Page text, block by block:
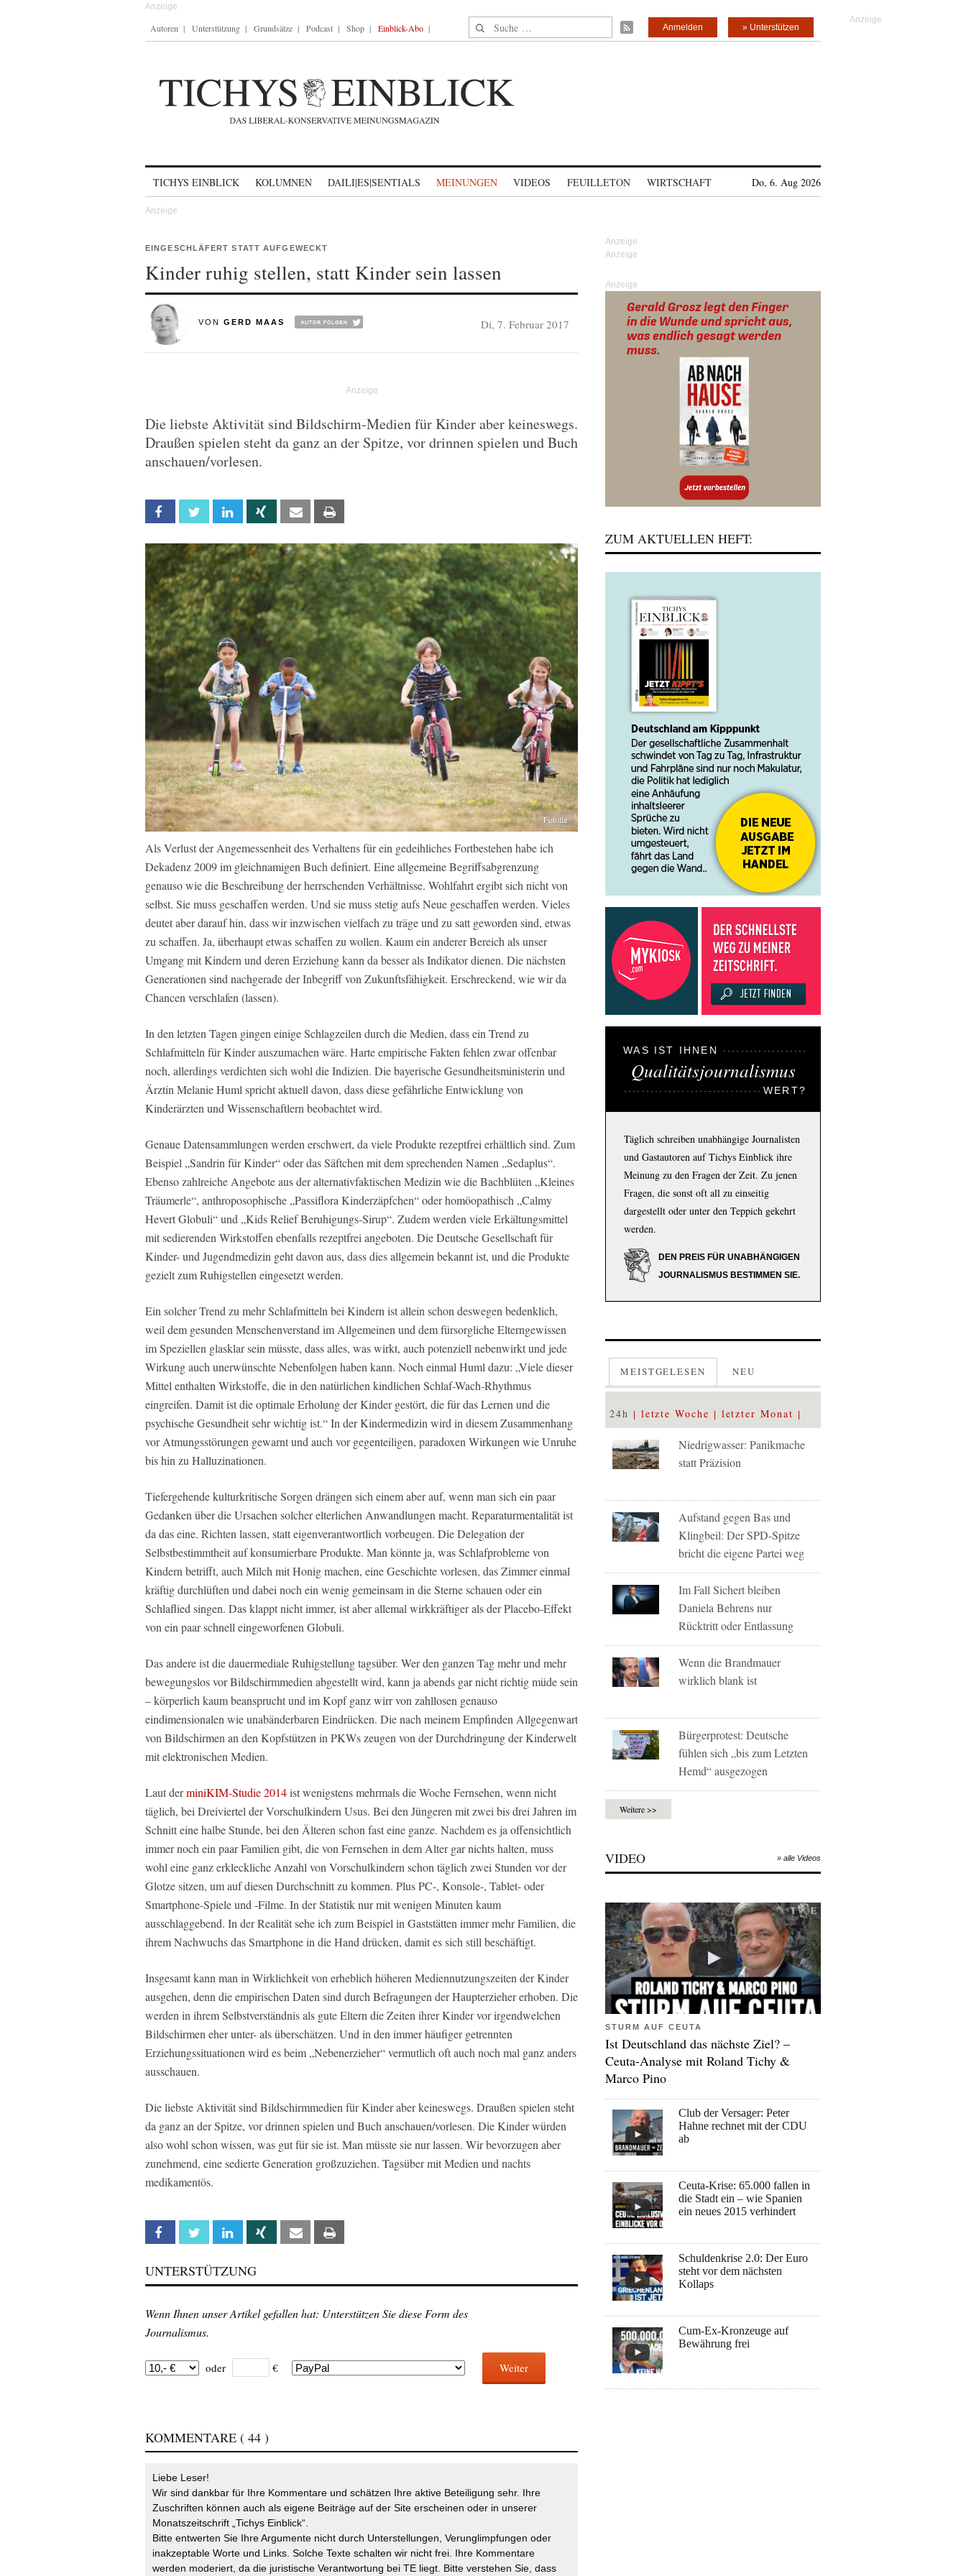
Autoren Unterstützung Grundsätze Podcast Shop Einblick-Abo Suche nach: » Unterstützen
Anmelden
TICHYS EINBLICK KOLUMNEN DAILI|ES|SENTIALS MEINUNGEN VIDEOS FEUILLETON WIRTSCHAFT Do, 6. Aug 2026
EINGESCHLÄFERT STATT AUFGEWECKT
Kinder ruhig stellen, statt Kinder sein lassen
VON GERD MAAS Di, 7. Februar 2017
Die liebste Aktivität sind Bildschirm-Medien für Kinder aber keineswegs.
Draußen spielen steht da ganz an der Spitze, vor drinnen spielen und Buch
anschauen/vorlesen.
Facebook Twitter Linkedin Xing Email
Fotolia
Als Verlust der Angemessenheit des Verhaltens für ein gedeihliches Fortbestehen habe ich
Dekadenz 2009 im gleichnamigen Buch definiert. Eine allgemeine Begriffsabgrenzung
genauso wie die Beschreibung der herrschenden Verhältnisse. Wohlfahrt ergibt sich nicht von
selbst. Sie muss geschaffen werden. Und sie muss stetig aufs Neue geschaffen werden. Vieles
deutet aber darauf hin, dass wir inzwischen vielfach zu träge und zu satt geworden sind, etwas
zu schaffen. Ja, überhaupt etwas schaffen zu wollen. Kaum ein anderer Bereich als unser
Umgang mit Kindern und deren Erziehung kann da besser als Indikator dienen. Die nächsten
Generationen sind nachgerade der Inbegriff von Zukunftsfähigkeit. Erschreckend, wie wir da
Chancen verschlafen (lassen).
In den letzten Tagen gingen einige Schlagzeilen durch die Medien, dass ein Trend zu
Schlafmitteln für Kinder auszumachen wäre. Harte empirische Fakten fehlen zwar offenbar
noch, allerdings verdichten sich wohl die Indizien. Die bayerische Gesundheitsministerin und
Ärztin Melanie Huml spricht aktuell davon, dass diese gefährliche Entwicklung von
Kinderärzten und Wissenschaftlern beobachtet wird.
Genaue Datensammlungen werden erschwert, da viele Produkte rezeptfrei erhältlich sind. Zum
Beispiel „Sandrin für Kinder“ oder das Säftchen mit dem sprechenden Namen „Sedaplus“.
Ebenso zahlreiche Angebote aus der alternativfaktischen Medizin wie die Bachblüten „Kleines
Träumerle“, anthroposophische „Passiflora Kinderzäpfchen“ oder homöopathisch „Calmy
Hevert Globuli“ und „Kids Relief Beruhigungs-Sirup“. Zudem werden viele Erkältungsmittel
mit sedierenden Wirkstoffen ebenfalls rezeptfrei angeboten. Die Deutsche Gesellschaft für
Kinder- und Jugendmedizin geht davon aus, dass dies allgemein bekannt ist, und die Produkte
gezielt zum Ruhigstellen eingesetzt werden.
Ein solcher Trend zu mehr Schlafmitteln bei Kindern ist allein schon deswegen bedenklich,
weil dem gesunden Menschenverstand im Allgemeinen und dem fürsorgliche Elterngewissen
im Speziellen glasklar sein müsste, dass alles, was wirkt, auch potenziell nebenwirkt und jede
Wirkung auch unerwünschte Nebenfolgen haben kann. Noch einmal Huml dazu: „Viele dieser
Mittel enthalten Wirkstoffe, die in den natürlichen kindlichen Schlaf-Wach-Rhythmus
eingreifen. Damit ist die optimale Erholung der Kinder gestört, die für das Lernen und die
psychische Gesundheit sehr wichtig ist.“ In der Kindermedizin wird in diesem Zusammenhang
vor Atmungsstörungen gewarnt und auch vor gegenteiligen, paradoxen Wirkungen wie Unruhe
bis hin zu Halluzinationen.
Tiefergehende kulturkritische Sorgen drängen sich einem aber auf, wenn man sich ein paar
Gedanken über die Ursachen solcher elterlichen Anwandlungen macht. Reparaturmentalität ist
da das eine. Richten lassen, statt eigenverantwortlich vorbeugen. Die Delegation der
Selbstbestimmtheit auf konsumierbare Produkte. Man könnte ja, was Schlafprobleme von
Kindern betrifft, auch Milch mit Honig machen, eine Geschichte vorlesen, das Zimmer einmal
kräftig durchlüften und dabei noch ein wenig gemeinsam in die Sterne schauen oder ein
Schlaflied singen. Das klappt nicht immer, ist aber allemal wirkkräftiger als der Placebo-Effekt
von ein paar schnell eingeworfenen Globuli.
Das andere ist die dauermediale Ruhigstellung tagsüber. Wer den ganzen Tag mehr und mehr
bewegungslos vor Bildschirmmedien abgestellt wird, kann ja abends gar nicht richtig müde sein
– körperlich kaum beansprucht und im Kopf ganz wirr von zahllosen genauso
eindimensionalen wie unabänderbaren Eindrücken. Die nach meinem Empfinden Allgegenwart
von Bildschirmen an den Kopfstützen in PKWs zeugen von der Durchdringung der Kinderwelt
mit elektronischen Medien.
Laut derminiKIM-Studie 2014ist wenigstens mehrmals die Woche Fernsehen, wenn nicht
täglich, bei Dreiviertel der Vorschulkindern Usus. Bei den Jüngeren mit zwei bis drei Jahren im
Schnitt eine halbe Stunde, bei den Älteren schon fast eine ganze. Nachdem es ja offensichtlich
immer noch ein paar Familien gibt, die von Fernsehen in dem Alter gar nichts halten, muss
wohl eine ganz erkleckliche Anzahl von Vorschulkindern schon täglich zwei Stunden vor der
Glotze sitzen, um auf diesen Durchschnitt zu kommen. Plus PC-, Konsole-, Tablet- oder
Smartphone-Spiele und -Filme. In der Statistik nur mit wenigen Minuten kaum
ausschlaggebend. In der Realität sehe ich zum Beispiel in Gaststätten immer mehr Familien, die
ihrem Nachwuchs das Smartphone in die Hand drücken, damit es sich still beschäftigt.
Insgesamt kann man in Wirklichkeit von erheblich höheren Mediennutzungszeiten der Kinder
ausgehen, denn die empirischen Daten sind durch Befragungen der Haupterzieher erhoben. Die
werden in ihrem Selbstverständnis als gute Eltern die Zeiten ihrer Kinder vor irgendwelchen
Bildschirmen eher unter- als überschätzen. Und in den immer häufiger getrennten
Erziehungssituationen wird es beim „Nebenerzieher“ vermutlich oft auch noch mal ganz anders
ausschauen.
Die liebste Aktivität sind Bildschirmmedien für Kinder aber keineswegs. Draußen spielen steht
da ganz an der Spitze, vor drinnen spielen und Buch anschauen/vorlesen. Die Kinder würden
also wohl schon wissen, was gut für sie ist. Man müsste sie nur lassen. Wir bevorzugen aber
zunehmend, eine sedierte Generation großzuziehen. Tagsüber mit Medien und nachts
medikamentös.
Facebook Twitter Linkedin Xing Email
UNTERSTÜTZUNG
Wenn Ihnen unser Artikel gefallen hat: Unterstützen Sie diese Form des
Journalismus.
oder € Weiter
KOMMENTARE ( 44 )
Liebe Leser!
Wir sind dankbar für Ihre Kommentare und schätzen Ihre aktive Beteiligung sehr. Ihre
Zuschriften können auch als eigene Beiträge auf der Site erscheinen oder in unserer
Monatszeitschrift „Tichys Einblick“.
Bitte entwerten Sie Ihre Argumente nicht durch Unterstellungen, Verunglimpfungen oder
inakzeptable Worte und Links. Solche Texte schalten wir nicht frei. Ihre Kommentare
werden moderiert, da die juristische Verantwortung bei TE liegt. Bitte verstehen Sie, dass
Anzeige
ZUM AKTUELLEN HEFT:
WAS IST IHNEN
Qualitätsjournalismus
WERT?
Täglich schreiben unabhängige Journalisten
und Gastautoren auf Tichys Einblick ihre
Meinung zu den Fragen der Zeit. Zu jenen
Fragen, die sonst oft all zu einseitig
dargestellt oder unter den Teppich gekehrt
werden.
DEN PREIS FÜR UNABHÄNGIGEN
JOURNALISMUS BESTIMMEN SIE.
MEISTGELESEN NEU
24h letzte Woche letzter Monat
Niedrigwasser: Panikmache
statt Präzision
Aufstand gegen Bas und
Klingbeil: Der SPD-Spitze
bricht die eigene Partei weg
Im Fall Sichert bleiben
Daniela Behrens nur
Rücktritt oder Entlassung
Wenn die Brandmauer
wirklich blank ist
Bürgerprotest: Deutsche
fühlen sich „bis zum Letzten
Hemd“ ausgezogen
Weitere >>
VIDEO » alle Videos
STURM AUF CEUTA
Ist Deutschland das nächste Ziel? –
Ceuta-Analyse mit Roland Tichy &
Marco Pino
Club der Versager: Peter
Hahne rechnet mit der CDU
ab
Ceuta-Krise: 65.000 fallen in
die Stadt ein – wie Spanien
ein neues 2015 verhindert
Schuldenkrise 2.0: Der Euro
steht vor dem nächsten
Kollaps
Cum-Ex-Kronzeuge auf
Bewährung frei